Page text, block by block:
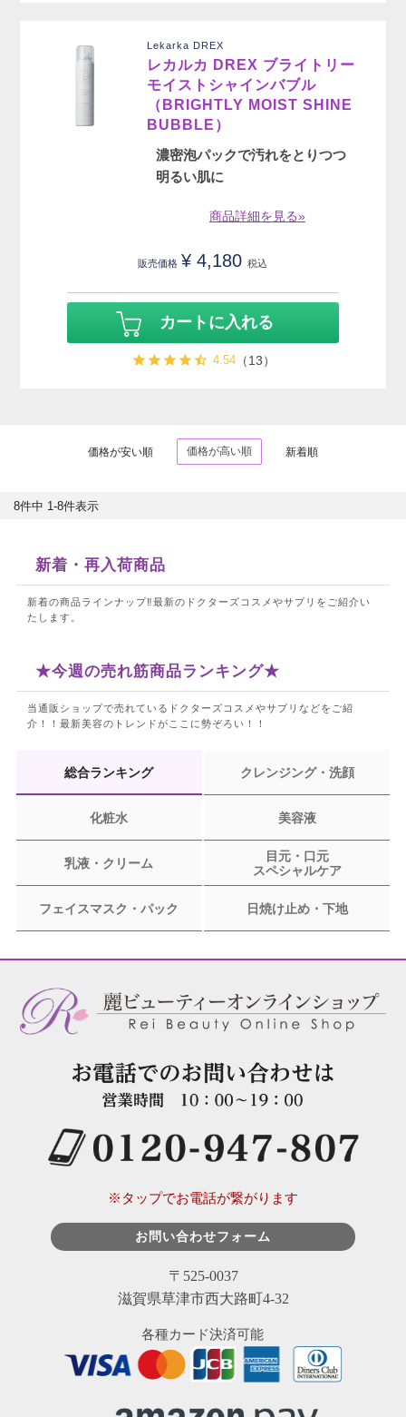
Lekarka DREX
レカルカ DREX ブライトリー
モイストシャインバブル
（BRIGHTLY MOIST SHINE
BUBBLE）
濃密泡パックで汚れをとりつつ
明るい肌に
商品詳細を見る»
販売価格 ¥ 4,180 税込
カートに入れる
4.54（13）
価格が安い順 価格が高い順 新着順
8件中 1-8件表示
新着・再入荷商品
新着の商品ラインナップ‼最新のドクターズコスメやサプリをご紹介い
たします。
★今週の売れ筋商品ランキング★
当通販ショップで売れているドクターズコスメやサプリなどをご紹
介！！最新美容のトレンドがここに勢ぞろい！！
総合ランキング クレンジング・洗顔
化粧水 美容液
乳液・クリーム
目元・口元
スペシャルケア
フェイスマスク・パック 日焼け止め・下地
※タップでお電話が繋がります
お問い合わせフォーム
〒525-0037
滋賀県草津市西大路町4-32
各種カード決済可能